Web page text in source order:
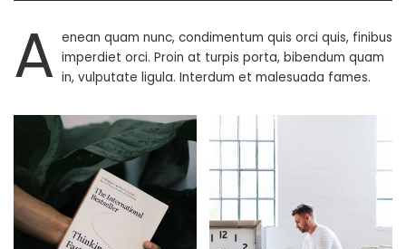
A enean quam nunc, condimentum quis orci quis, finibus
imperdiet orci. Proin at turpis porta, bibendum quam
in, vulputate ligula. Interdum et malesuada fames.